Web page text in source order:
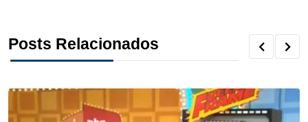
e
o
t
e
k
d
t
r d A
Posts Relacionados